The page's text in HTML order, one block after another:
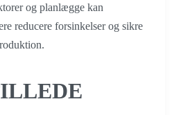
og planlægge kan
reducere forsinkelser og sikre